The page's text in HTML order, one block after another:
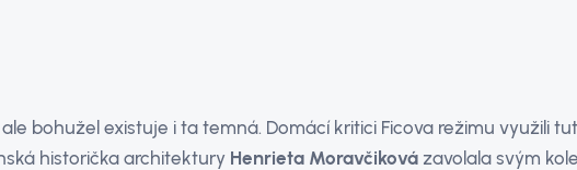
bohužel existuje i ta temná. Domácí kritici Ficova režimu využili
historička architektury Henrieta Moravčikovázavolala svým